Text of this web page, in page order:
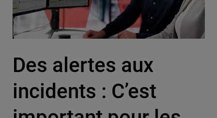
Des alertes aux
incidents : C’est